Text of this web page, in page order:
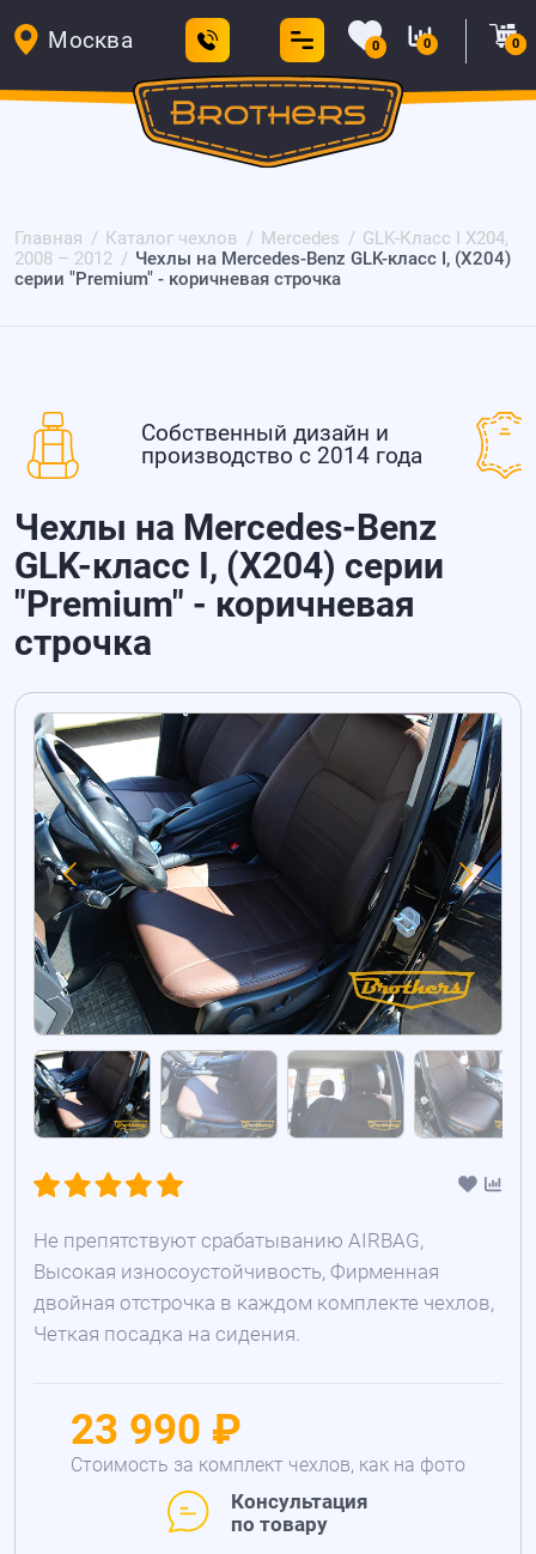
Москва 0 0 0
Главная Каталог чехлов Mercedes
GLK-Класс I X204,
2008 – 2012
Чехлы на Mercedes-Benz GLK-класс I, (X204)
серии "Premium" - коричневая строчка
Собственный дизайн и
производство с 2014 года
Чехлы на Mercedes-Benz
GLK-класс I, (X204) серии
"Premium" - коричневая
строчка
Не препятствуют срабатыванию AIRBAG,
Высокая износоустойчивость, Фирменная
двойная отстрочка в каждом комплекте чехлов,
Четкая посадка на сидения.
23 990 ₽
Стоимость за комплект чехлов, как на фото
Консультация
по товару